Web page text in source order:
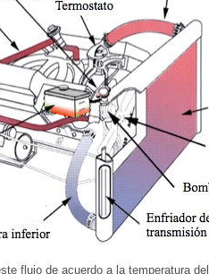
flujo de acuerdo a la temperatura